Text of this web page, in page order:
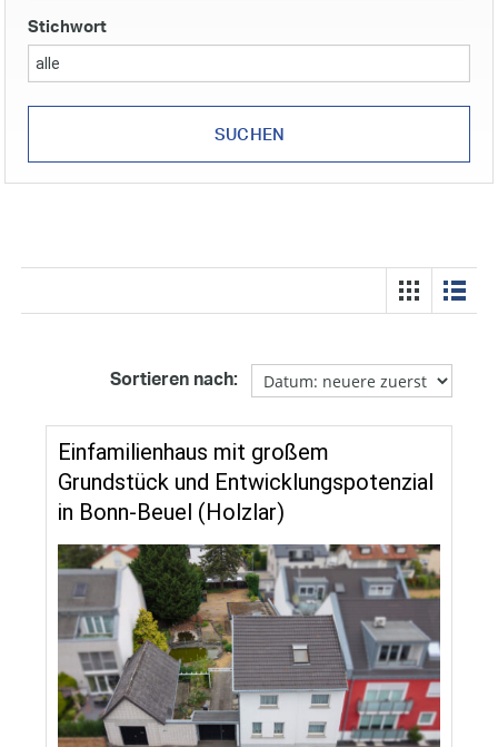
Sortieren nach:
Einfamilienhaus mit großem
Grundstück und Entwicklungspotenzial
in Bonn-Beuel (Holzlar)
Stichwort